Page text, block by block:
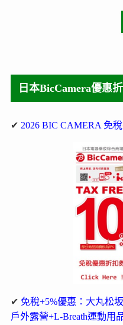
日本BicCamera優惠
✔ 2026 BIC CAMERA 免
✔ 免稅+5%優惠：大丸松
戶外露營+L-Breath運動用